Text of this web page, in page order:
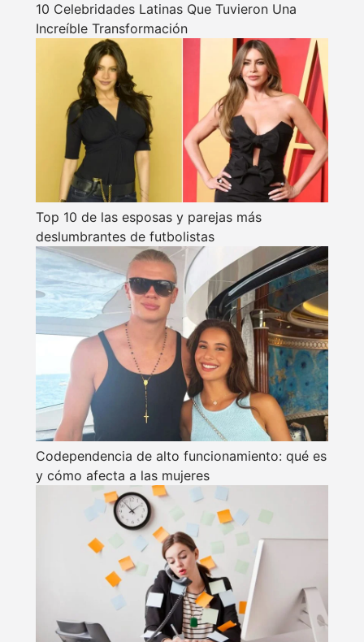
10 Celebridades Latinas Que Tuvieron Una
Increíble Transformación
Top 10 de las esposas y parejas más
deslumbrantes de futbolistas
Codependencia de alto funcionamiento: qué es
y cómo afecta a las mujeres